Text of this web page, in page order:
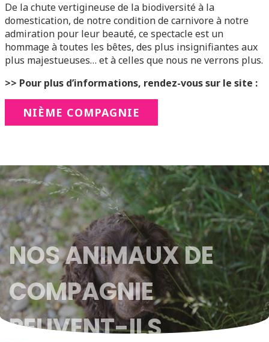
De la chute vertigineuse de la biodiversité à la
domestication, de notre condition de carnivore à notre
admiration pour leur beauté, ce spectacle est un
hommage à toutes les bêtes, des plus insignifiantes aux
plus majestueuses… et à celles que nous ne verrons plus.
>> Pour plus d’informations, rendez-vous sur le site :
NIÈME COMPAGNIE
NOS ANIMAUX DE
COMPAGNIE
PEUVENT-ILS